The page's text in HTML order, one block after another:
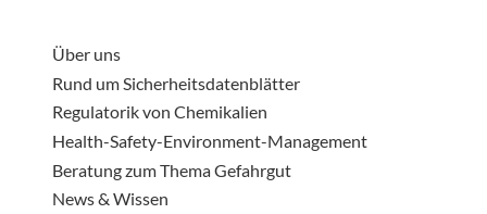
Über uns
Rund um Sicherheitsdatenblätter
Regulatorik von Chemikalien
Health-Safety-Environment-Management
Beratung zum Thema Gefahrgut
News & Wissen